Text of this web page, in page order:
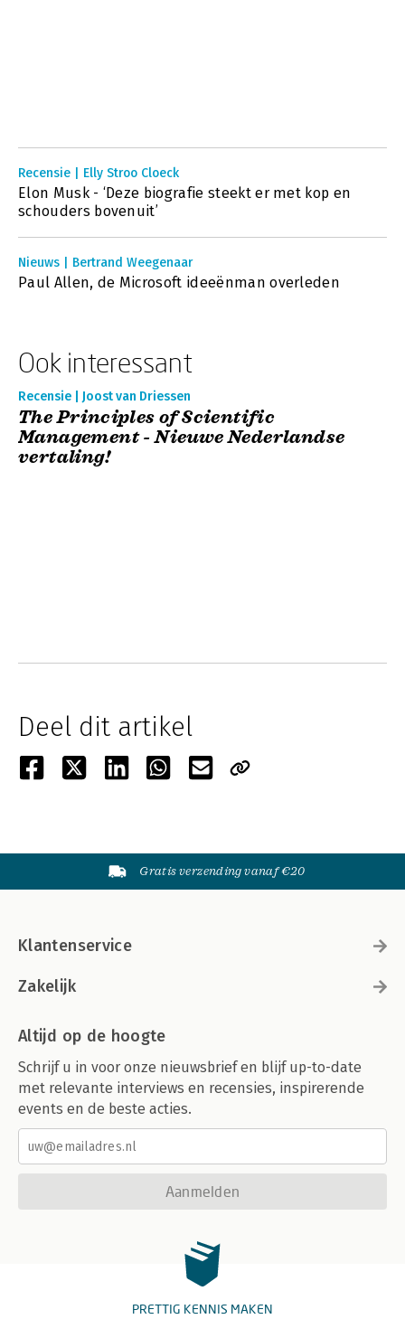
Recensie | Elly Stroo Cloeck
Elon Musk - ‘Deze biografie steekt er met kop en
schouders bovenuit’
Nieuws | Bertrand Weegenaar
Paul Allen, de Microsoft ideeënman overleden
Ook interessant
Recensie | Joost van Driessen
The Principles of Scientific
Management - Nieuwe Nederlandse
vertaling!
Deel dit artikel
Gratis verzending vanaf €20
Klantenservice
Zakelijk
Altijd op de hoogte
Schrijf u in voor onze nieuwsbrief en blijf up-to-date
met relevante interviews en recensies, inspirerende
events en de beste acties.
Aanmelden
PRETTIG KENNIS MAKEN